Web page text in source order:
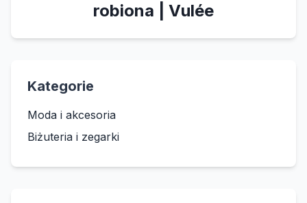
robiona | Vulée
Kategorie
Moda i akcesoria
Biżuteria i zegarki